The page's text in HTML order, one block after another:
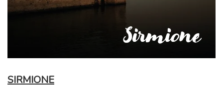
Sirmione
SIRMIONE